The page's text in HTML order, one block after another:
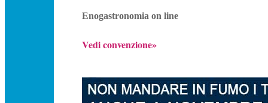
Enogastronomia on line
Vedi convenzione»